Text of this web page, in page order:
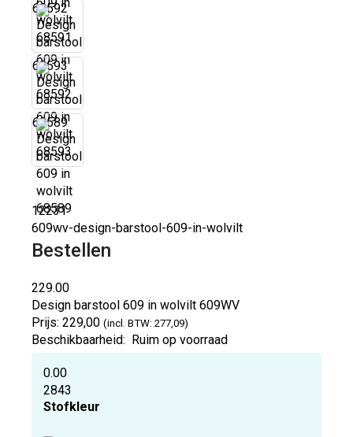
68592
68593
68589
12231
609wv-design-barstool-609-in-wolvilt
Bestellen
229.00
Design barstool 609 in wolvilt609WV
Prijs: 229,00 (incl. BTW: 277,09)
Beschikbaarheid: Ruim op voorraad
0.00
2843
Stofkleur